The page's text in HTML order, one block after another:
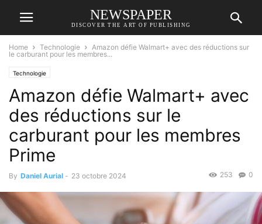
NEWSPAPER
DISCOVER THE ART OF PUBLISHING
Home Technologie
Amazon défie Walmart+ avec des réductions sur
le carburant pour les membres...
Technologie
Amazon défie Walmart+ avec
des réductions sur le
carburant pour les membres
Prime
By Daniel Aurial - 23 octobre 2024 0
253